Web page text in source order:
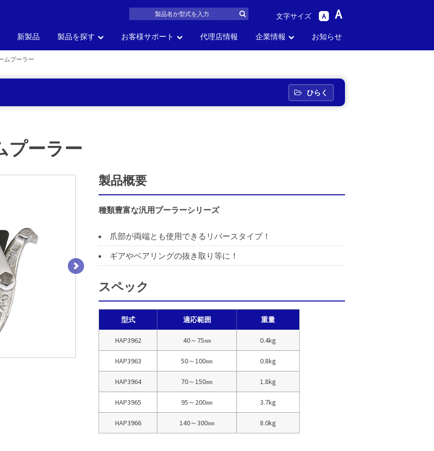
文字サイズ A A
新製品 製品を探す
名 車の部位 車のサイズ 一覧から
パーツリスト
生産中止品番
から探す
お客様サポート
お問い合わせ
代理店情報 企業情報
採用情報
お知らせ
ムプーラー
ひらく
プーラー
HAP3966
製品概要
種類豊富な汎用プーラーシリーズ
爪部が両端とも使用できるリバースタイプ！
ギアやベアリングの抜き取り等に！
スペック
型式 適応範囲 重量
HAP3962 40～75㎜ 0.4kg
HAP3963 50～100㎜ 0.8kg
HAP3964 70～150㎜ 1.8kg
HAP3965 95～200㎜ 3.7kg
HAP3966 140～300㎜ 8.0kg